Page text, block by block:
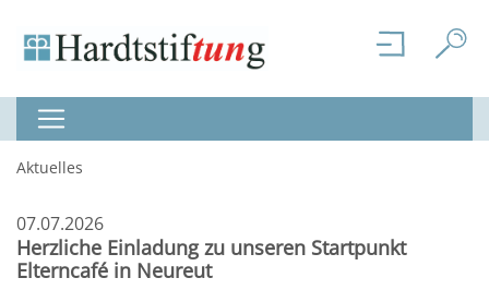
Aktuelles
07.07.2026
Herzliche Einladung zu unseren Startpunkt
Elterncafé in Neureut